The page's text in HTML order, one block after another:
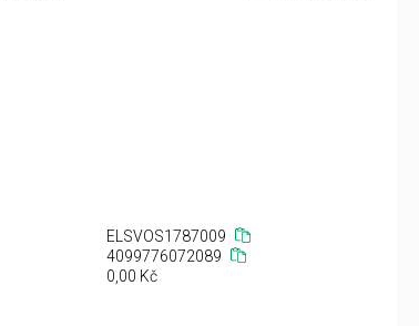
ELSVOS1787009
4099776072089
0,00 Kč